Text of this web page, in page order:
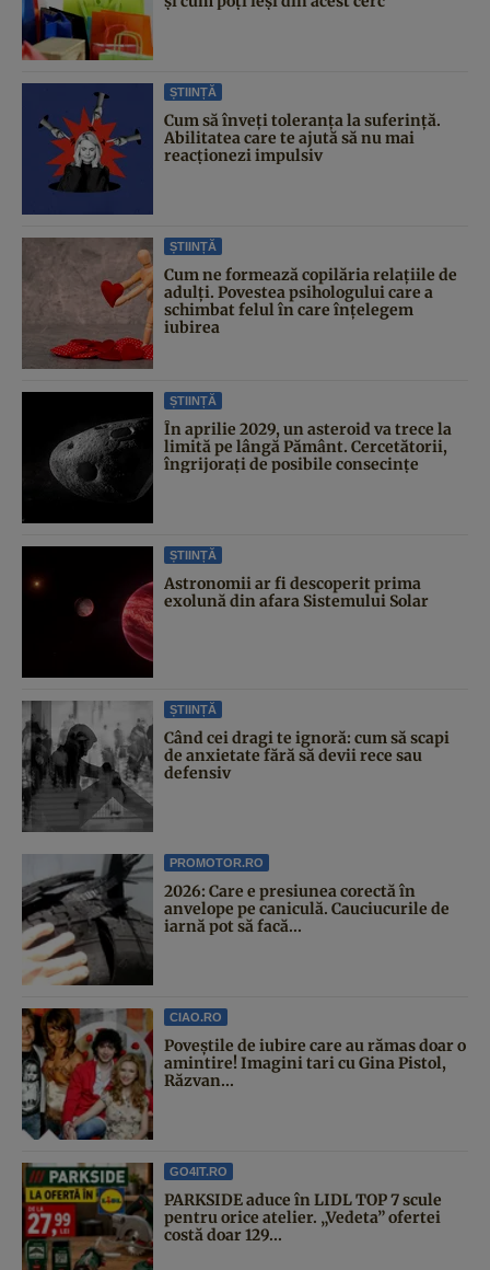
ȘTIINȚĂ
Cum să înveți toleranța la suferință.
Abilitatea care te ajută să nu mai
reacționezi impulsiv
ȘTIINȚĂ
Cum ne formează copilăria relațiile de
adulți. Povestea psihologului care a
schimbat felul în care înțelegem
iubirea
ȘTIINȚĂ
În aprilie 2029, un asteroid va trece la
limită pe lângă Pământ. Cercetătorii,
îngrijorați de posibile consecințe
ȘTIINȚĂ
Astronomii ar fi descoperit prima
exolună din afara Sistemului Solar
ȘTIINȚĂ
Când cei dragi te ignoră: cum să scapi
de anxietate fără să devii rece sau
defensiv
PROMOTOR.RO
2026: Care e presiunea corectă în
anvelope pe caniculă. Cauciucurile de
iarnă pot să facă...
CIAO.RO
Poveştile de iubire care au rămas doar o
amintire! Imagini tari cu Gina Pistol,
Răzvan...
GO4IT.RO
PARKSIDE aduce în LIDL TOP 7 scule
pentru orice atelier. „Vedeta” ofertei
costă doar 129...